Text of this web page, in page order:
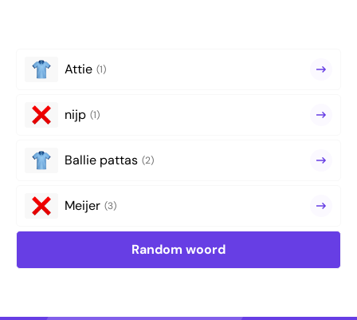
Attie (1)
nijp (1)
Ballie pattas (2)
Meijer (3)
Random woord